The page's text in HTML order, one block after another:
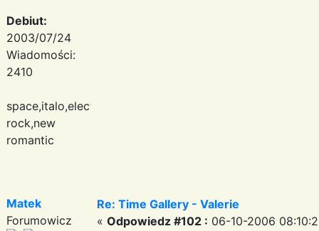
Debiut:
2003/07/24
Wiadomości:
2410
space,italo,electronic
rock,new
romantic
Matek
Forumowicz
Re: Time Gallery - Valerie
« Odpowiedz #102 : 06-10-2006